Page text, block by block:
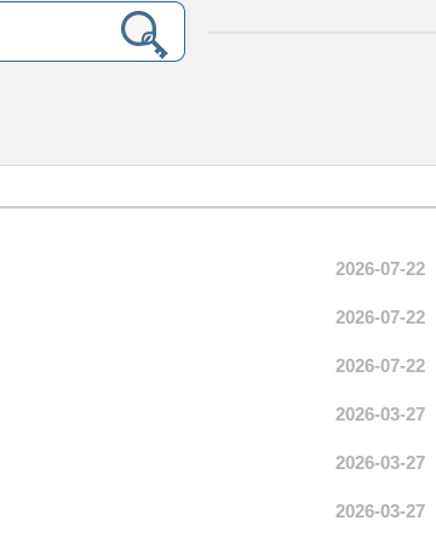
2026-07-22
2026-07-22
2026-07-22
2026-03-27
2026-03-27
2026-03-27